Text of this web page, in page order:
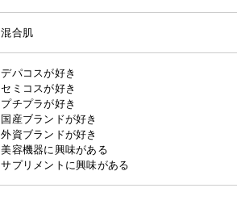
混合肌
デパコスが好き
セミコスが好き
プチプラが好き
国産ブランドが好き
外資ブランドが好き
美容機器に興味がある
サプリメントに興味がある